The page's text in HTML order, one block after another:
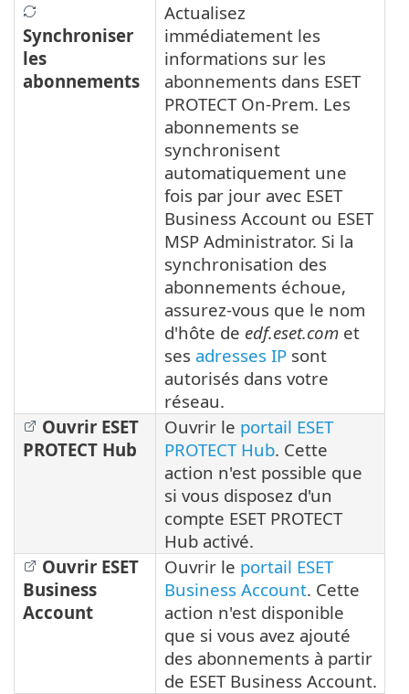
Synchroniser
les
abonnements
Actualisez
immédiatement les
informations sur les
abonnements dans ESET
PROTECT On-Prem. Les
abonnements se
synchronisent
automatiquement une
fois par jour avec ESET
Business Account ou ESET
MSP Administrator. Si la
synchronisation des
abonnements échoue,
assurez-vous que le nom
d'hôte de edf.eset.com et
ses adresses IP sont
autorisés dans votre
réseau.
Ouvrir ESET
PROTECT Hub
Ouvrir le portail ESET
PROTECT Hub. Cette
action n'est possible que
si vous disposez d'un
compte ESET PROTECT
Hub activé.
Ouvrir ESET
Business
Account
Ouvrir le portail ESET
Business Account. Cette
action n'est disponible
que si vous avez ajouté
des abonnements à partir
de ESET Business Account.